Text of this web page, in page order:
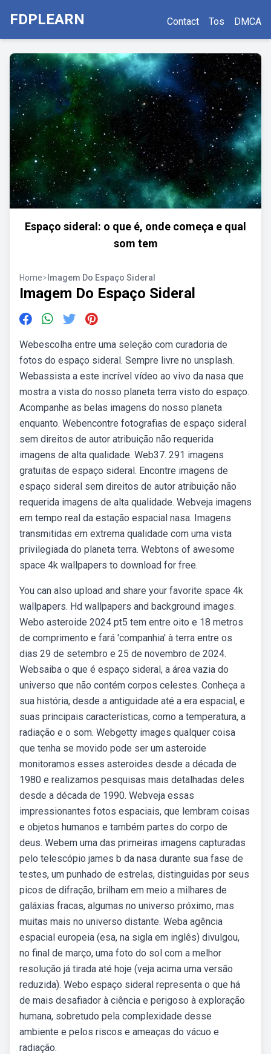
FDPLEARN Contact Tos DMCA
Espaço sideral: o que é, onde começa e qual
som tem
Home> Imagem Do Espaço Sideral
Imagem Do Espaço Sideral
Webescolha entre uma seleção com curadoria de
fotos do espaço sideral. Sempre livre no unsplash.
Webassista a este incrível vídeo ao vivo da nasa que
mostra a vista do nosso planeta terra visto do espaço.
Acompanhe as belas imagens do nosso planeta
enquanto. Webencontre fotografias de espaço sideral
sem direitos de autor atribuição não requerida
imagens de alta qualidade. Web37. 291 imagens
gratuitas de espaço sideral. Encontre imagens de
espaço sideral sem direitos de autor atribuição não
requerida imagens de alta qualidade. Webveja imagens
em tempo real da estação espacial nasa. Imagens
transmitidas em extrema qualidade com uma vista
privilegiada do planeta terra. Webtons of awesome
space 4k wallpapers to download for free.
You can also upload and share your favorite space 4k
wallpapers. Hd wallpapers and background images.
Webo asteroide 2024 pt5 tem entre oito e 18 metros
de comprimento e fará 'companhia' à terra entre os
dias 29 de setembro e 25 de novembro de 2024.
Websaiba o que é espaço sideral, a área vazia do
universo que não contém corpos celestes. Conheça a
sua história, desde a antiguidade até a era espacial, e
suas principais características, como a temperatura, a
radiação e o som. Webgetty images qualquer coisa
que tenha se movido pode ser um asteroide
monitoramos esses asteroides desde a década de
1980 e realizamos pesquisas mais detalhadas deles
desde a década de 1990. Webveja essas
impressionantes fotos espaciais, que lembram coisas
e objetos humanos e também partes do corpo de
deus. Webem uma das primeiras imagens capturadas
pelo telescópio james b da nasa durante sua fase de
testes, um punhado de estrelas, distinguidas por seus
picos de difração, brilham em meio a milhares de
galáxias fracas, algumas no universo próximo, mas
muitas mais no universo distante. Weba agência
espacial europeia (esa, na sigla em inglês) divulgou,
no final de março, uma foto do sol com a melhor
resolução já tirada até hoje (veja acima uma versão
reduzida). Webo espaço sideral representa o que há
de mais desafiador à ciência e perigoso à exploração
humana, sobretudo pela complexidade desse
ambiente e pelos riscos e ameaças do vácuo e
radiação.